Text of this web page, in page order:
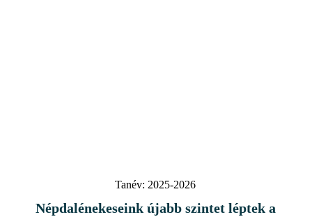
Tanév: 2025-2026
Népdalénekeseink újabb szintet léptek a